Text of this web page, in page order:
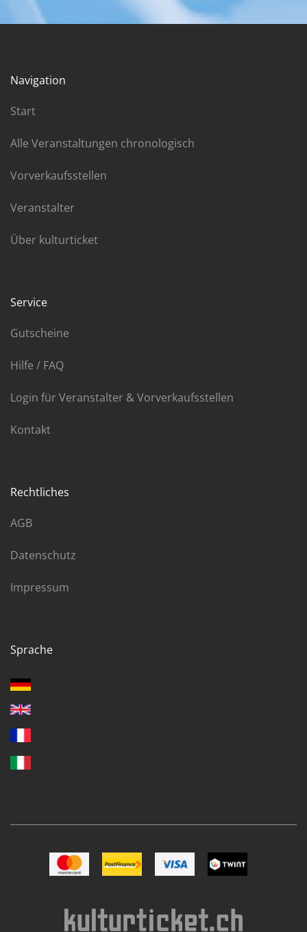
Navigation
Start
Alle Veranstaltungen chronologisch
Vorverkaufsstellen
Veranstalter
Über kulturticket
Service
Gutscheine
Hilfe / FAQ
Login für Veranstalter & Vorverkaufsstellen
Kontakt
Rechtliches
AGB
Datenschutz
Impressum
Sprache
Bild MastercardBild Postfinance
Bild VISA Bild TWINT